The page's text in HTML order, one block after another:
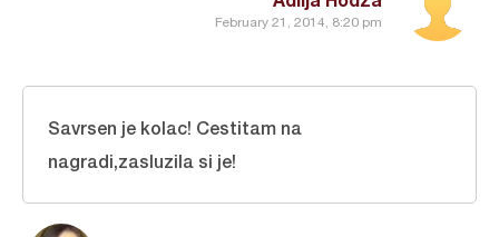
February 21, 2014, 8:20 pm
Savrsen je kolac! Cestitam na
nagradi,zasluzila si je!